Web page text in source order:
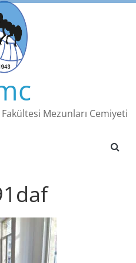
Mezunları Cemiyeti